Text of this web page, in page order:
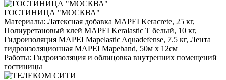
ГОСТИНИЦА "МОСКВА"
Материалы: Латексная добавка MAPEI Keracrete, 25 кг,
Полиуретановый клей MAPEI Keralastic T белый, 10 кг,
Гидроизоляция MAPEI Mapelastic Aquadefense, 7.5 кг, Лента
гидроизоляционная MAPEI Mapeband, 50м x 12см
Работы: Гидроизоляция и облицовка внутренних помещений
гостиницы